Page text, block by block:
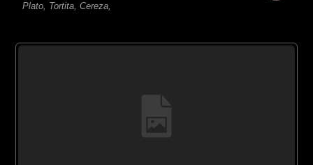
Plato, Tortita, Cereza,